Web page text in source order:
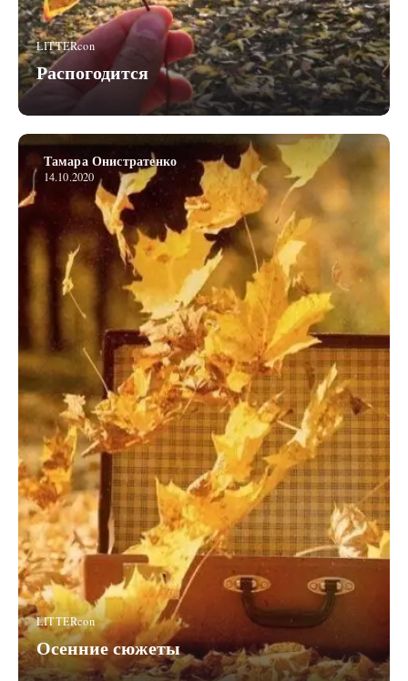
LITTERcon
Распогодится
LITTERcon
Осенние сюжеты
Тамара Онистратенко
14.10.2020